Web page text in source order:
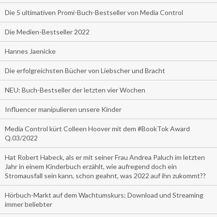
Die 5 ultimativen Promi-Buch-Bestseller von Media Control
Die Medien-Bestseller 2022
Hannes Jaenicke
Die erfolgreichsten Bücher von Liebscher und Bracht
NEU: Buch-Bestseller der letzten vier Wochen
Influencer manipulieren unsere Kinder
Media Control kürt Colleen Hoover mit dem #BookTok Award
Q.03/2022
Hat Robert Habeck, als er mit seiner Frau Andrea Paluch im letzten
Jahr in einem Kinderbuch erzählt, wie aufregend doch ein
Stromausfall sein kann, schon geahnt, was 2022 auf ihn zukommt??
Hörbuch-Markt auf dem Wachtumskurs: Download und Streaming
immer beliebter